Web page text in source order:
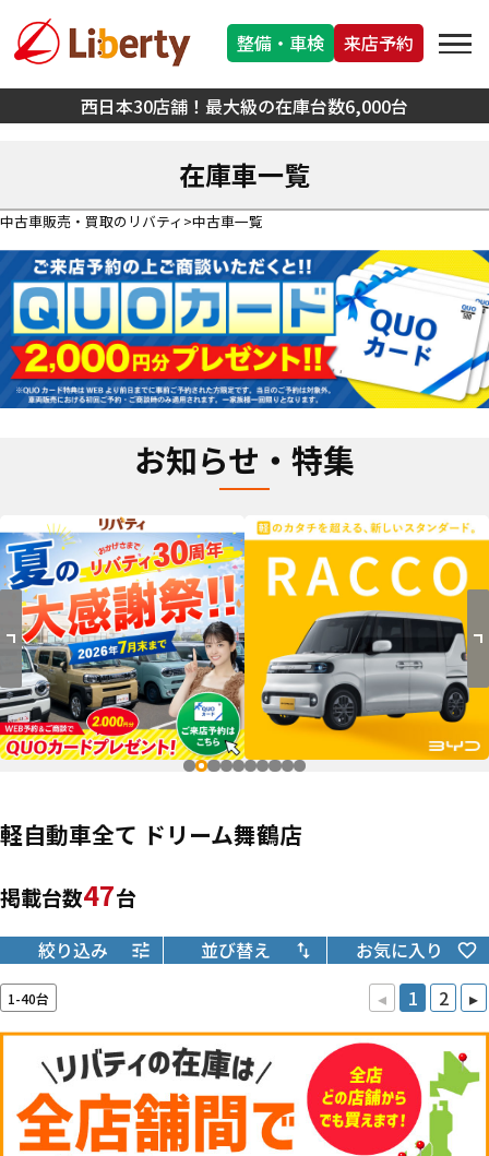
西日本30店舗！最大級の在庫台数6,000台
整備・車検 来店予約
在庫車一覧
中古車販売・買取のリバティ 中古車一覧
お知らせ・特集
軽自動車全て ドリーム舞鶴店
掲載台数47台
絞り込み 並び替え お気に入り
1-40台 ◂ 1 2 ▸